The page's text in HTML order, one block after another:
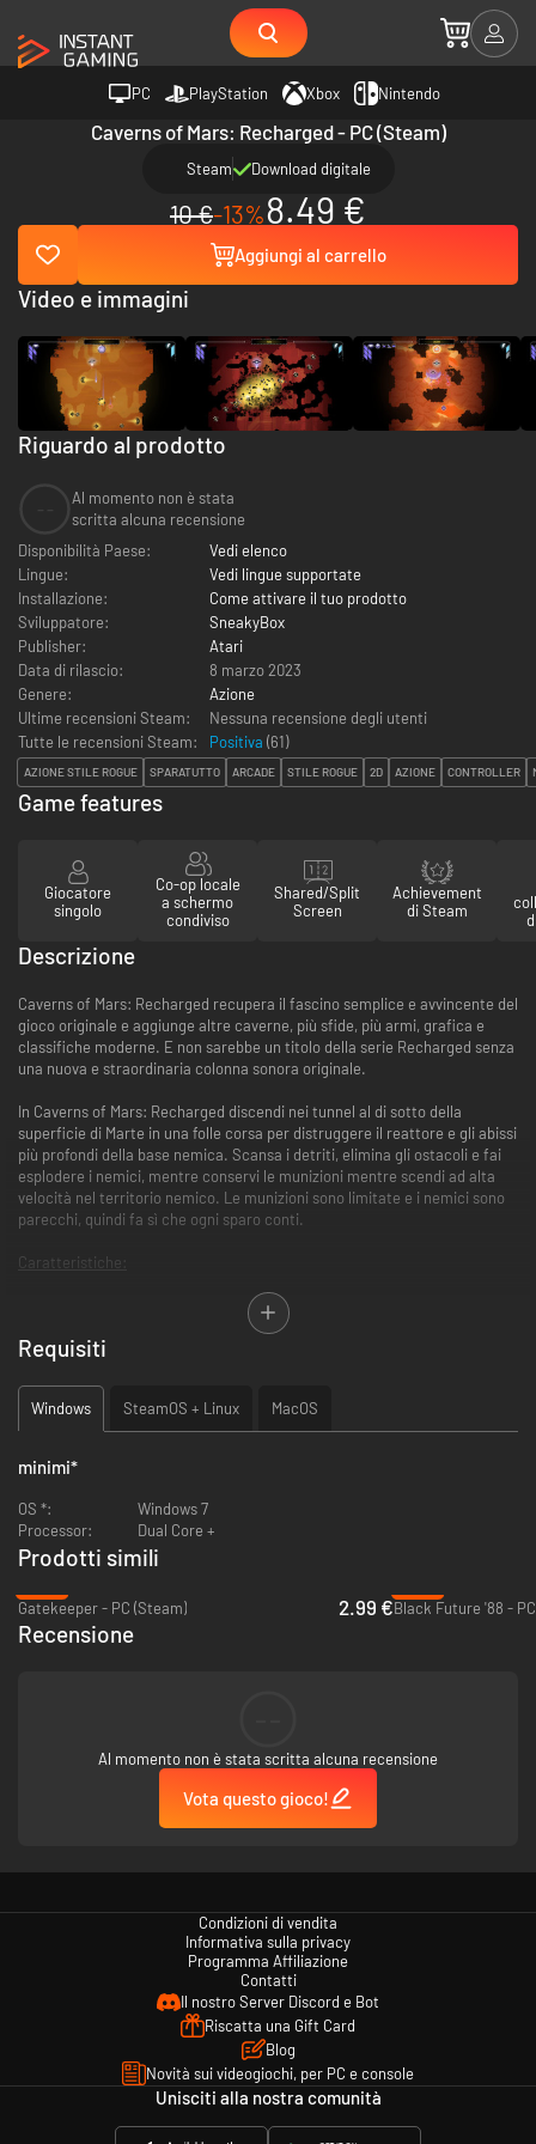
PC PlayStation Xbox Nintendo
Caverns of Mars: Recharged - PC (Steam)
Steam Download digitale
10 €-13%8.49 €
Aggiungi al carrello
Riguardo al prodotto
Al momento non è stata
scritta alcuna recensione
Disponibilità Paese:
Vedi elenco
Lingue:
Vedi lingue supportate
Installazione:
Come attivare il tuo prodotto
Sviluppatore:
SneakyBox
Publisher:
Atari
Data di rilascio:
8 marzo 2023
Genere:
Azione
Ultime recensioni Steam:
Nessuna recensione degli utenti
Tutte le recensioni Steam:
Positiva (61)
AZIONE STILE ROGUE SPARATUTTO ARCADE STILE ROGUE 2D AZIONE CONTROLLER
Video e immagini
Game features
Giocatore
singolo
Co-op locale
a schermo
condiviso
Shared/Split
Screen
Achievement
di Steam
Descrizione
Caverns of Mars: Recharged recupera il fascino semplice e avvincente del
gioco originale e aggiunge altre caverne, più sfide, più armi, grafica e
classifiche moderne. E non sarebbe un titolo della serie Recharged senza
una nuova e straordinaria colonna sonora originale.
In Caverns of Mars: Recharged discendi nei tunnel al di sotto della
superficie di Marte in una folle corsa per distruggere il reattore e gli abissi
più profondi della base nemica. Scansa i detriti, elimina gli ostacoli e fai
esplodere i nemici, mentre conservi le munizioni mentre scendi ad alta
velocità nel territorio nemico. Le munizioni sono limitate e i nemici sono
parecchi, quindi fa sì che ogni sparo conti.
Caratteristiche:
Ambienti completamente distruttibili:
ostacoli, ma sii consapevole delle riserve di carburante: ogni colpo
accelera anche il tuo tempo limitato per raggiungere il fondo
raggiungere il fondo e distruggere il reattore, accumulando
strategicamente aggiornamenti che renderanno ogni corsa unica.
Modalità sfida:progredisci attraverso 30 missioni uniche che
aumentano la difficoltà e offrono sfide di dimensioni ridotte
attraverso la navigazione, il combattimento e altri scenari.
Potenziamenti:
raccogli armi che cambieranno la tua strategia in
tempo reale. Scava un nuovo percorso con un colpo di cannone a
Cooperativo locale:
drone separato al seguito.
Requisiti
Windows SteamOS + Linux MacOS
minimi*
OS *:
Windows 7
Processor:
Dual Core +
Prodotti simili
Gatekeeper - PC (Steam)
2.99 €Black Future '88 -
Recensione
Al momento non è stata scritta alcuna recensione
Vota questo gioco!
Condizioni di vendita
Informativa sulla privacy
Programma Affiliazione
Contatti
Il nostro Server Discord e Bot
Riscatta una Gift Card
Blog
Novità sui videogiochi, per PC e console
Unisciti alla nostra comunità